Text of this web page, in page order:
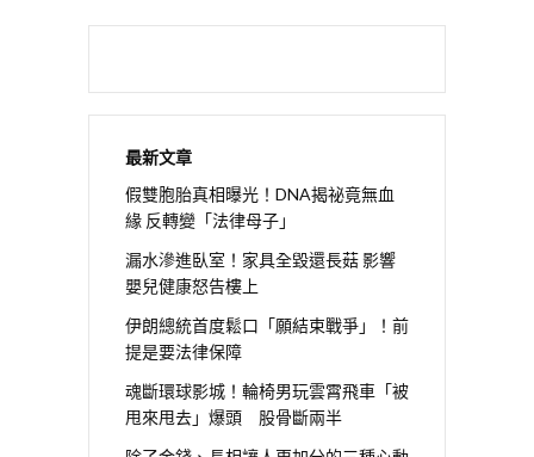
最新文章
假雙胞胎真相曝光！DNA揭祕竟無血
緣 反轉變「法律母子」
漏水滲進臥室！家具全毀還長菇 影響
嬰兒健康怒告樓上
伊朗總統首度鬆口「願結束戰爭」！前
提是要法律保障
魂斷環球影城！輪椅男玩雲霄飛車「被
甩來甩去」爆頭 股骨斷兩半